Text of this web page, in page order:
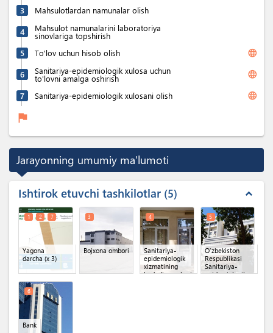
3 Mahsulotlardan namunalar olish
4 Mahsulot namunalarini laboratoriya
sinovlariga topshirish
5
To'lov uchun hisob olish language
6 Sanitariya-epidemiologik xulosa uchun
to'lovni amalga oshirish language
7 Sanitariya-epidemiologik xulosani olish language
flag
Jarayonning umumiy ma'lumoti
Ishtirok etuvchi tashkilotlar 5 expand_less
Yagona
darcha (x 3)
1 2 7
Bojxona ombori
3
Sanitariya-
epidemiologik
xizmatining
hududiy markazi
4
O'zbekiston
Respublikasi
Sanitariya-
epidemiologik
5
Bank
6